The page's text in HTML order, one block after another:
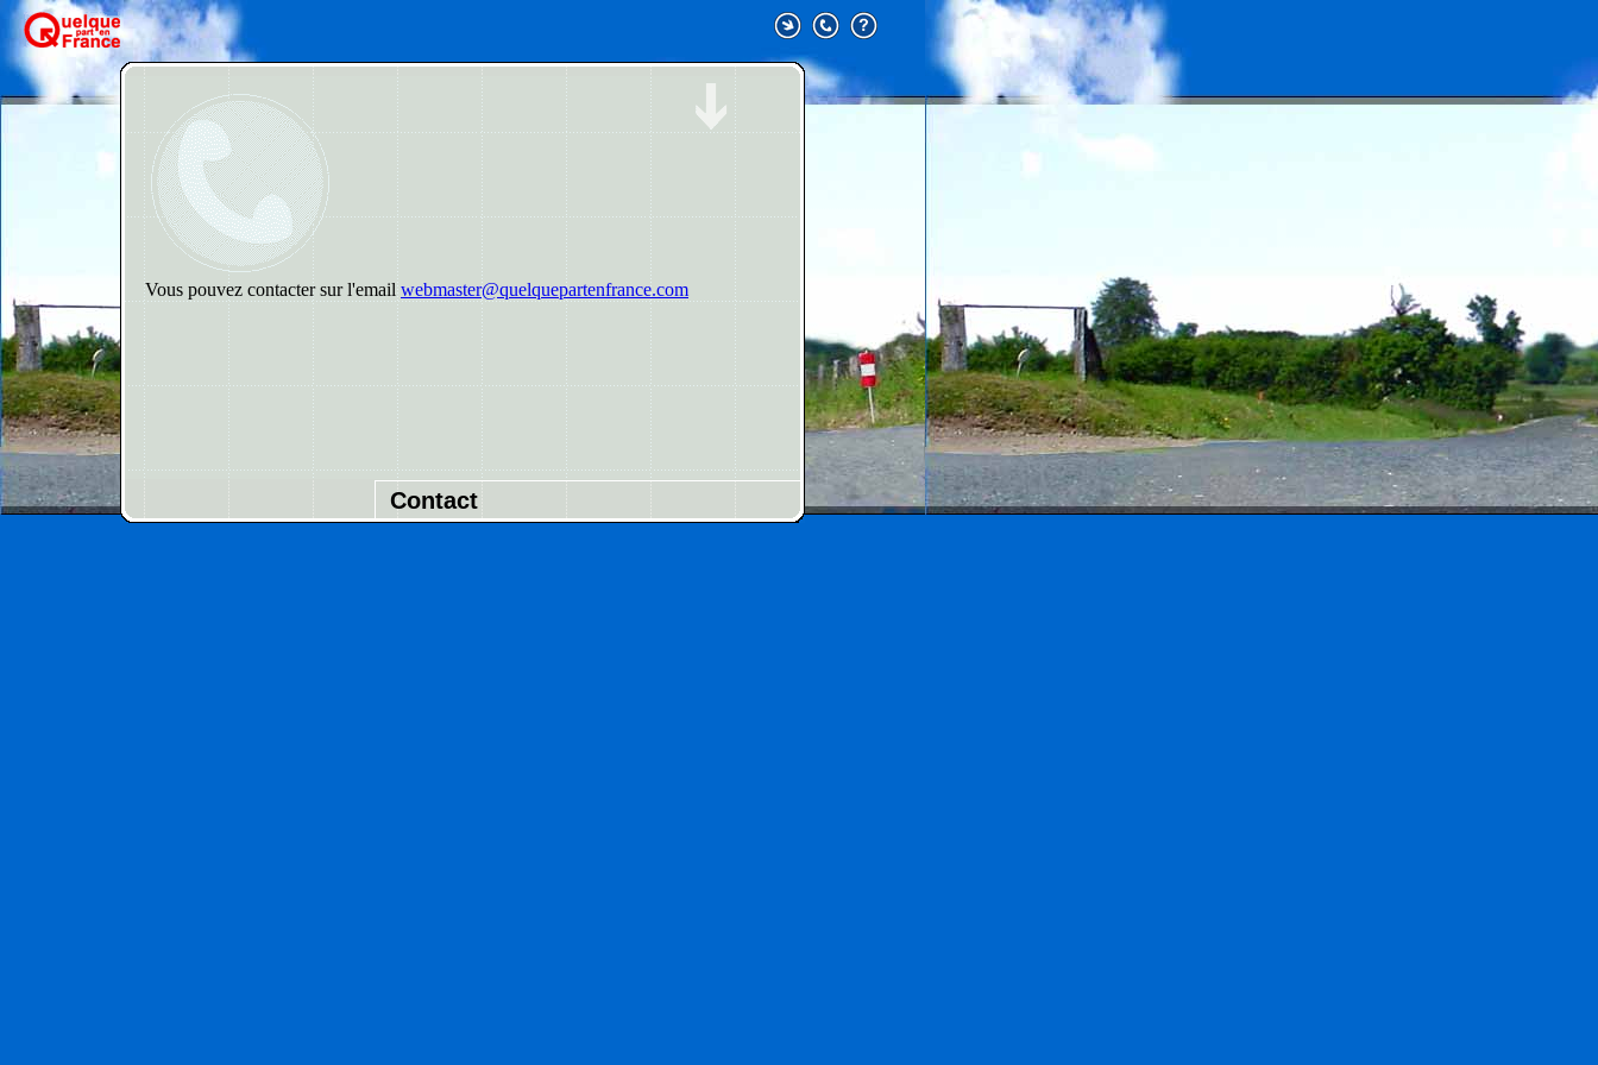
Vous pouvez contacter sur l'emailwebmaster@quelquepartenfrance.com
Contact